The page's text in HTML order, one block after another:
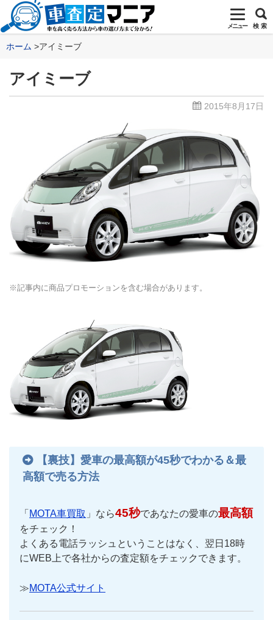
メニュー 検 索
ホーム アイミーブ
アイミーブ
2015年8月17日
※記事内に商品プロモーションを含む場合があります。
【裏技】愛車の最高額が45秒でわかる＆最
高額で売る方法
「 MOTA車買取 」なら45秒であなたの愛車の最高額
をチェック！
よくある電話ラッシュということはなく、翌日18時
にWEB上で各社からの査定額をチェックできます。
≫MOTA公式サイト